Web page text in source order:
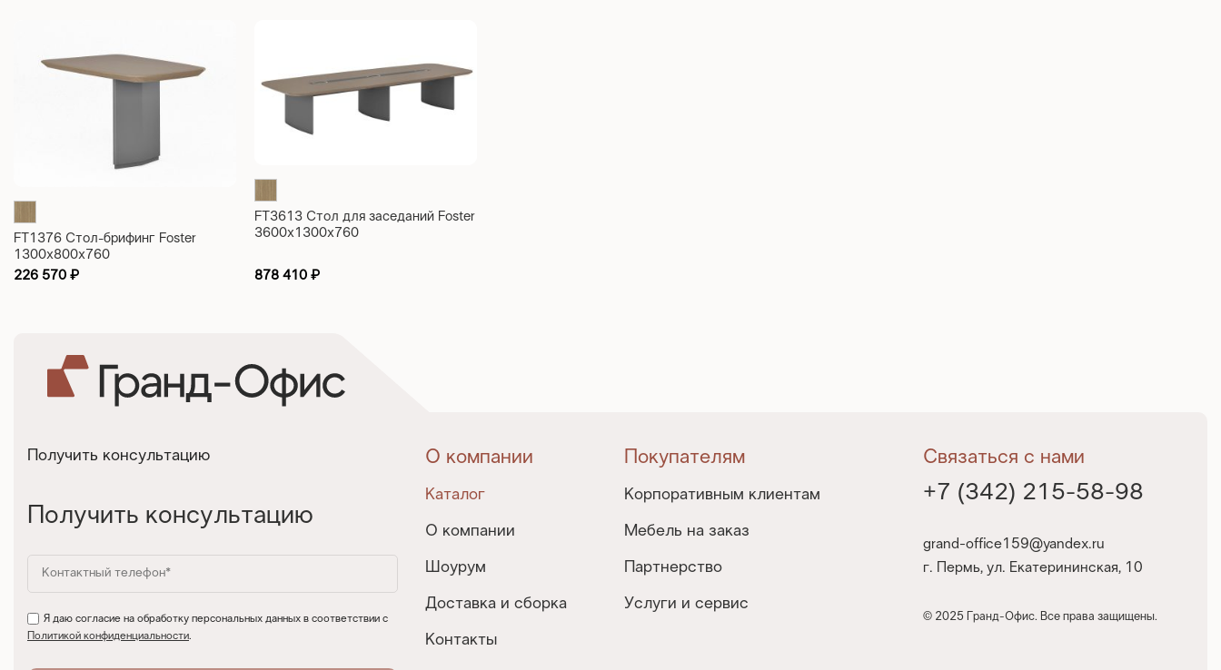
FT1376 Стол-брифинг Foster
1300x800x760
226 570 ₽
FT3613 Стол для заседаний Foster
3600x1300x760
878 410 ₽
Получить консультацию
Получить консультацию
Я даю согласие на обработку персональных данных в соответствии с
Политикой конфиденциальности.
О компании
Каталог
О компании
Шоурум
Доставка и сборка
Контакты
Покупателям
Корпоративным клиентам
Мебель на заказ
Партнерство
Услуги и сервис
Связаться с нами
+7 (342) 215-58-98
grand-office159@yandex.ru
г. Пермь, ул. Екатерининская, 10
© 2025 Гранд-Офис. Все права защищены.